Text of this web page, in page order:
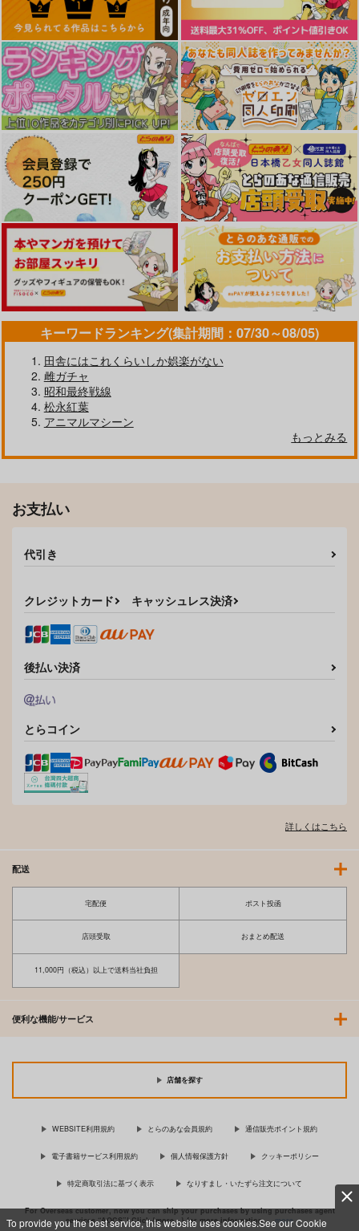
To provide you the best service, this website uses cookies.See our Cookie
キーワードランキング(集計期間：07/30～08/05)
田舎にはこれくらいしか娯楽がない
雌ガチャ
昭和最終戦線
松永紅葉
アニマルマシーン
もっとみる
お支払い
代引き
クレジットカード キャッシュレス決済
後払い決済
とらコイン
詳しくはこちら
配送
宅配便 ポスト投函
店頭受取 おまとめ配送
11,000円（税込）以上で送料当社負担
便利な機能/サービス
店舗を探す
WEBSITE利用規約 とらのあな会員規約 通信販売ポイント規約
電子書籍サービス利用規約 個人情報保護方針 クッキーポリシー
特定商取引法に基づく表示 なりすまし・いたずら注文について
For Overseas customer, now you can ship your purchases by using purchases agent
services “AOCS”! Click {more…} for more information …more